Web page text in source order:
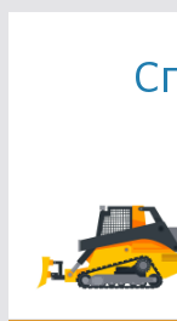
содержимому